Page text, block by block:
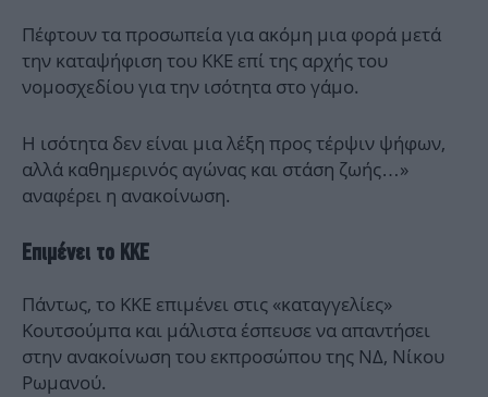
Πέφτουν τα προσωπεία για ακόμη μια φορά μετά
την καταψήφιση του ΚΚΕ επί της αρχής του
νομοσχεδίου για την ισότητα στο γάμο.
Η ισότητα δεν είναι μια λέξη προς τέρψιν ψήφων,
αλλά καθημερινός αγώνας και στάση ζωής…»
αναφέρει η ανακοίνωση.
Επιμένει το ΚΚΕ
Πάντως, το ΚΚΕ επιμένει στις «καταγγελίες»
Κουτσούμπα και μάλιστα έσπευσε να απαντήσει
στην ανακοίνωση του εκπροσώπου της ΝΔ, Νίκου
Ρωμανού.